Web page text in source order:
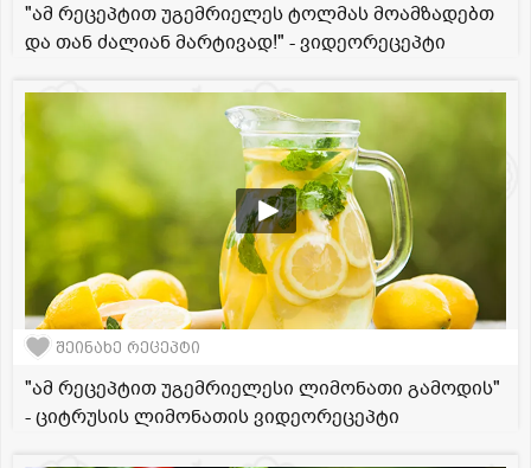
"ამ რეცეპტით უგემრიელეს ტოლმას მოამზადებთ
და თან ძალიან მარტივად!" - ვიდეორეცეპტი
შეინახე რეცეპტი
"ამ რეცეპტით უგემრიელესი ლიმონათი გამოდის"
- ციტრუსის ლიმონათის ვიდეორეცეპტი